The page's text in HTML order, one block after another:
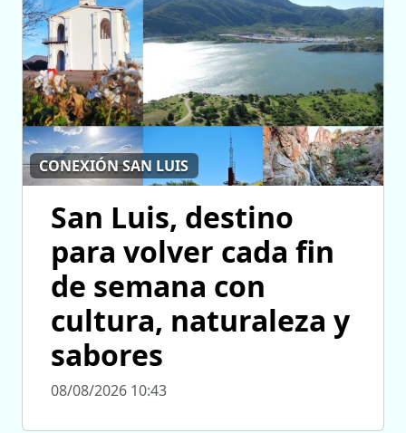
CONEXIÓN SAN LUIS
San Luis, destino
para volver cada fin
de semana con
cultura, naturaleza y
sabores
08/08/2026 10:43